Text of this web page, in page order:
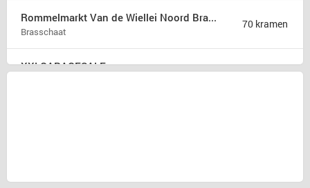
Rommelmarkt Van de Wiellei Noord Brasschaat
Brasschaat
70 kramen
XXLGARAGESALE 50 kramen